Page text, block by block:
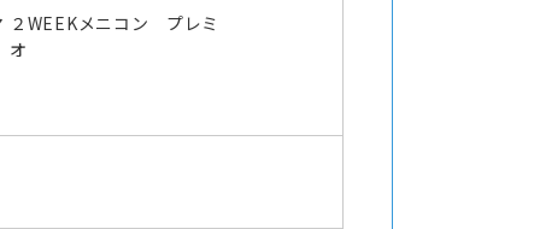
２WEEKメニコン プレミ
オ